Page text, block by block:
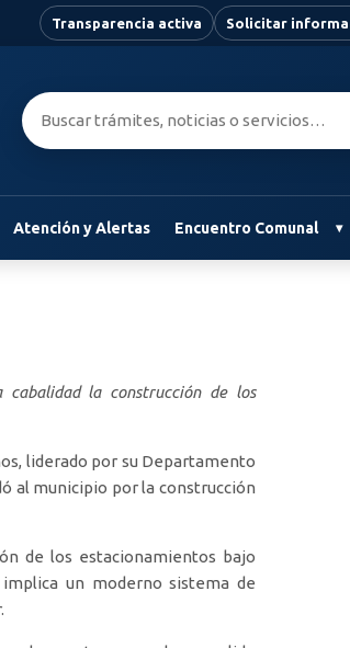
Transparencia activa Solicitar
Buscar:
Atención y Alertas Encuentro Comunal
la construcción de los
liderado por su Departamento
al municipio por la construcción
de los estacionamientos bajo
un moderno sistema de